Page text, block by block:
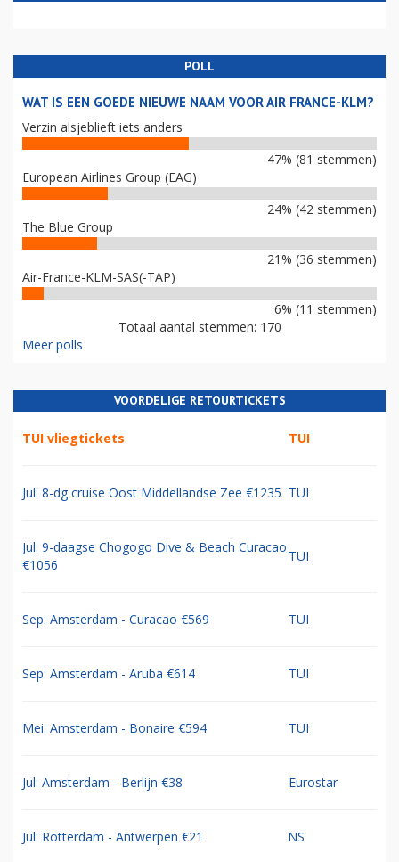
POLL
WAT IS EEN GOEDE NIEUWE NAAM VOOR AIR FRANCE-KLM?
Verzin alsjeblieft iets anders
47% (81 stemmen)
European Airlines Group (EAG)
24% (42 stemmen)
The Blue Group
21% (36 stemmen)
Air-France-KLM-SAS(-TAP)
6% (11 stemmen)
Totaal aantal stemmen: 170
Meer polls
VOORDELIGE RETOURTICKETS
TUI vliegtickets TUI
Jul: 8-dg cruise Oost Middellandse Zee €1235 TUI
Jul: 9-daagse Chogogo Dive & Beach Curacao
€1056
TUI
Sep: Amsterdam - Curacao €569 TUI
Sep: Amsterdam - Aruba €614 TUI
Mei: Amsterdam - Bonaire €594 TUI
Jul: Amsterdam - Berlijn €38 Eurostar
Jul: Rotterdam - Antwerpen €21 NS